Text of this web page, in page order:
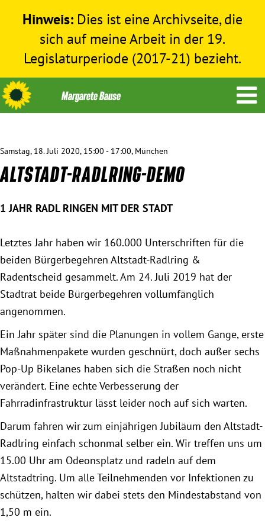
Hinweis: Dies ist eine Archivseite, die
sich auf meine Arbeit in der 19.
Legislaturperiode (2017-21) bezieht.
Themen
Bundestag 2017-2021
Obfrau im Ausschuss für Menschenrechte und
humanitäre Hilfe
Mein Abstimmungsverhalten
Ämter, Funktionen und Einkünfte
Besuch in Berlin
Praktikum
Patenschaftsprogramm
Bayern
Samstag, 18. Juli 2020, 15:00 - 17:00, München
ALTSTADT-RADLRING-DEMO
1 JAHR RADL RINGEN MIT DER STADT
Letztes Jahr haben wir 160.000 Unterschriften für die
beiden Bürgerbegehren Altstadt-Radlring &
Radentscheid gesammelt. Am 24. Juli 2019 hat der
Stadtrat beide Bürgerbegehren vollumfänglich
angenommen.
Ein Jahr später sind die Planungen in vollem Gange, erste
Maßnahmenpakete wurden geschnürt, doch außer sechs
Pop-Up Bikelanes haben sich die Straßen noch nicht
verändert. Eine echte Verbesserung der
Fahrradinfrastruktur lässt leider noch auf sich warten.
Darum fahren wir zum einjährigen Jubiläum den Altstadt-
Radlring einfach schonmal selber ein. Wir treffen uns um
15.00 Uhr am Odeonsplatz und radeln auf dem
Altstadtring. Um alle Teilnehmenden vor Infektionen zu
schützen, halten wir dabei stets den Mindestabstand von
1,50 m ein.